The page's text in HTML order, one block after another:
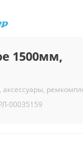
1500мм,
аксессуары,
00035159